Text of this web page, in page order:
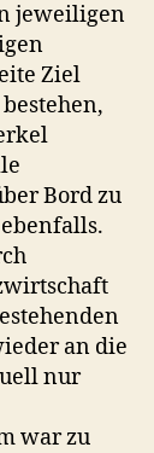
jeweiligen
Ziel
Bord zu
an die
nur
war zu